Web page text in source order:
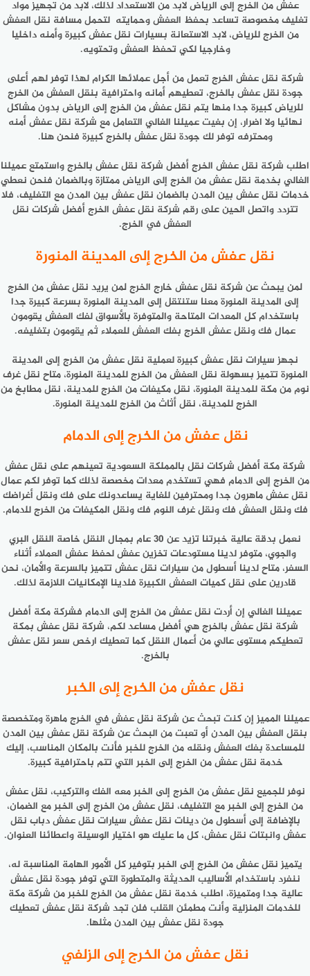
عفش من الخرج إلى الرياض لابد من الاستعداد لذلك، لابد من تجهيز مواد
تغليف مخصوصة تساعد بحفظ العفش وحمايته لتحمل مسافة نقل العفش
من الخرج للرياض، لابد الاستعانة بسيارات نقل عفش كبيرة وأمنه داخليا
وخارجيا لكي تحفظ العفش وتحتويه.
شركة نقل عفش الخرج تعمل من أجل عملائها الكرام لهذا توفر لهم أعلى
جودة نقل عفش بالخرج، تعطيهم أمانه واحترافية بنقل العفش من الخرج
للرياض كبيرة جدا منها يتم نقل عفش من الخرج إلى الرياض بدون مشاكل
نهائيا ولا اضرار، إن بغيت عميلنا الغالي التعامل مع شركة نقل عفش أمنه
ومحترفه توفر لك جودة نقل عفش بالخرج كبيرة فنحن هنا.
اطلب شركة نقل عفش الخرج أفضل شركة نقل عفش بالخرج واستمتع عميلنا
الغالي بخدمة نقل عفش من الخرج إلى الرياض ممتازة وبالضمان فنحن نعطي
خدمات نقل عفش بين المدن بالضمان نقل عفش بين المدن مع التغليف، فلا
تتردد واتصل الحين على رقم شركة نقل عفش الخرج أفضل شركات نقل
العفش في الخرج.
نقل عفش من الخرج إلى المدينة المنورة
لمن يبحث عن شركة نقل عفش خارج الخرج لمن يريد نقل عفش من الخرج
إلى المدينة المنورة معنا ستنتقل إلى المدينة المنورة بسرعة كبيرة جدا
باستخدام كل المعدات المتاحة والمتوفرة بالأسواق لفك العفش يقومون
عمال فك ونقل عفش الخرج بفك العفش للعملاء ثم يقومون بتغليفه.
نجهز سيارات نقل عفش كبيرة لعملية نقل عفش من الخرج إلى المدينة
المنورة تتميز بسهولة نقل العفش من الخرج للمدينة المنورة، متاح نقل غرف
نوم من مكة للمدينة المنورة، نقل مكيفات من الخرج للمدينة، نقل مطابخ من
الخرج للمدينة، نقل أثاث من الخرج للمدينة المنورة.
نقل عفش من الخرج إلى الدمام
شركة مكة أفضل شركات نقل بالمملكة السعودية تعينهم على نقل عفش
من الخرج إلى الدمام فهي تستخدم معدات مخصصة لذلك كما توفر لكم عمال
نقل عفش ماهرون جدا ومحترفين للغاية يساعدونك على فك ونقل أغراضك
فك ونقل العفش فك ونقل غرف النوم فك ونقل المكيفات من الخرج للدمام.
نعمل بدقة عالية خبرتنا تزيد عن 30 عام بمجال النقل خاصة النقل البري
والجوي، متوفر لدينا مستودعات تخزين عفش لحفظ عفش العملاء أثناء
السفر، متاح لدينا أسطول من سيارات نقل عفش تتميز بالسرعة والأمان، نحن
قادرين على نقل كميات العفش الكبيرة فلدينا الإمكانيات اللازمة لذلك.
عميلنا الغالي إن أردت نقل عفش من الخرج إلى الدمام فشركة مكة أفضل
شركة نقل عفش بالخرج هي أفضل مساعد لكم، شركة نقل عفش بمكة
تعطيكم مستوى عالي من أعمال النقل كما تعطيك ارخص سعر نقل عفش
بالخرج.
نقل عفش من الخرج إلى الخبر
عميلنا المميز إن كنت تبحث عن شركة نقل عفش في الخرج ماهرة ومتخصصة
بنقل العفش بين المدن أو تعبت من البحث عن شركة نقل عفش بين المدن
للمساعدة بفك العفش ونقله من الخرج للخبر فأنت بالمكان المناسب، إليك
خدمة نقل عفش من الخرج إلى الخبر التي تتم باحترافية كبيرة.
نوفر للجميع نقل عفش من الخرج إلى الخبر معه الفك والتركيب، نقل عفش
من الخرج إلى الخبر مع التغليف، نقل عفش من الخرج إلى الخبر مع الضمان،
بالإضافة إلى أسطول من دينات نقل عفش سيارات نقل عفش دباب نقل
عفش وانبتات نقل عفش، كل ما عليك هو اختيار الوسيلة واعطائنا العنوان.
يتميز نقل عفش من الخرج إلى الخبر بتوفير كل الأمور الهامة المناسبة له،
ننفرد باستخدام الأساليب الحديثة والمتطورة التي توفر جودة نقل عفش
عالية جدا ومتميزة، اطلب خدمة نقل عفش من الخرج للخبر من شركة مكة
للخدمات المنزلية وأنت مطمئن القلب فلن تجد شركة نقل عفش تعطيك
جودة نقل عفش بين المدن مثلها.
نقل عفش من الخرج إلى الزلفي